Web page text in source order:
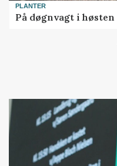
PLANTER
På døgnvagt i høsten